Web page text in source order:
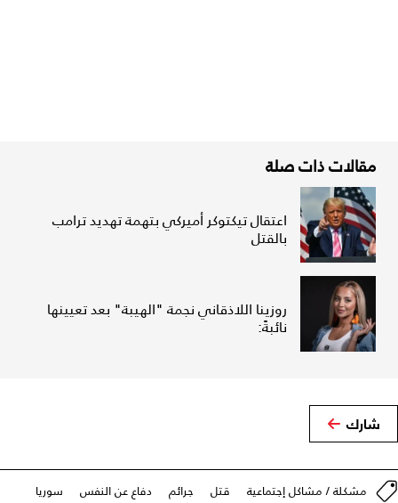
مقالات ذات صلة
اعتقال تيكتوكر أميركي بتهمة تهديد ترامب
بالقتل
روزينا اللاذقاني نجمة "الهيبة" بعد تعيينها
نائبةً:
شارك
مشكلة / مشاكل إجتماعية قتل جرائم دفاع عن النفس
سوريا